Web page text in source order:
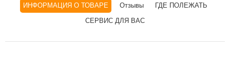
ИНФОРМАЦИЯ О ТОВАРЕ Отзывы
ГДЕ ПОЛЕЖАТЬ
СЕРВИС ДЛЯ ВАС